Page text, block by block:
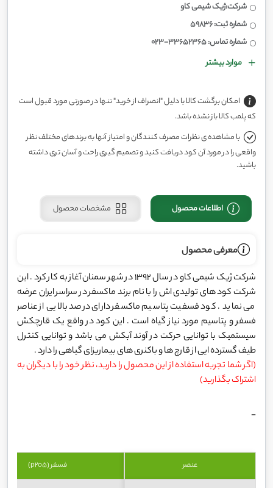
شرکت:ژیک شیمی کاو
شماره ثبت: 59836
شماره تماس: 33652365-023
موارد بیشتر
امکان برگشت کالا با دلیل "انصراف از خرید" تنها در صورتی مورد قبول است
که پلمب کالا باز نشده باشد.
با مشاهده ی نظرات مصرف کنندگان و امتیاز آنها به برندهای مختلف نظر
واقعی را در مورد آن کود دریافت کنید و تصمیم گیری راحت و آسان تری داشته
باشید.
اطلاعات محصول مشخصات محصول
معرفی محصول
شرکت ژیک شیمی کاو در سال 1392 در شهر سمنان آغاز به کار کرد . این
شرکت کود های تولیدی اش را با نام برند ماکسفر در سراسر ایران عرضه
می نماید . کود فسفیت پتاسیم ماکسفر دارای درصد بالایی از عناصر
فسفر و پتاسیم مورد نیاز گیاه است . این کود در واقع یک قارچکش
سیستمیک با توانایی حرکت در آوند آبکش می باشد و توانایی کنترل
طیف گسترده ایی از قارچ ها و باکنری های بیماریزای گیاهی را دارد .
(اگر شما تجربه استفاده از این محصول را دارید، نظر خود را با دیگران به
اشتراک بگذارید)
-
عنصر فسفر (p2o5)